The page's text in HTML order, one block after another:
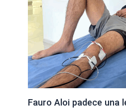
Fauro Aloi padece una